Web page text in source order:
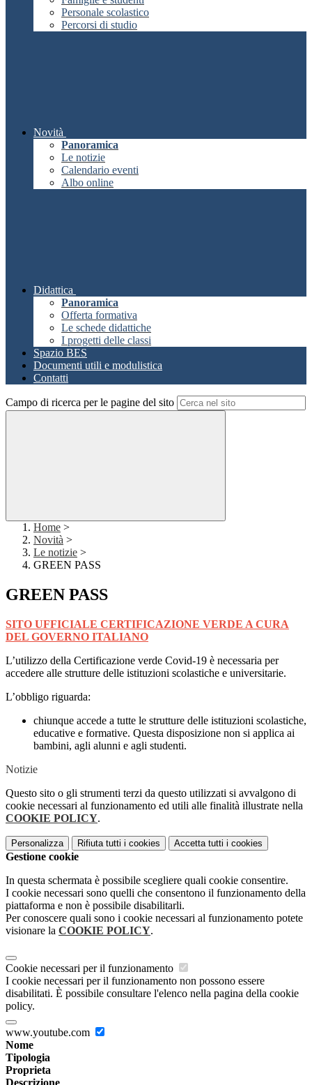
Personale scolastico
Percorsi di studio
Novità
Panoramica
Le notizie
Calendario eventi
Albo online
Didattica
Panoramica
Offerta formativa
Le schede didattiche
I progetti delle classi
Spazio BES
Documenti utili e modulistica
Contatti
Campo di ricerca per le pagine del sito
Home >
Novità >
Le notizie >
GREEN PASS
GREEN PASS
SITO UFFICIALE CERTIFICAZIONE VERDE A CURA
DEL GOVERNO ITALIANO
L’utilizzo della Certificazione verde Covid-19 è necessaria per
accedere alle strutture delle istituzioni scolastiche e universitarie.
L’obbligo riguarda:
chiunque accede a tutte le strutture delle istituzioni scolastiche,
educative e formative. Questa disposizione non si applica ai
bambini, agli alunni e agli studenti.
Notizie
Questo sito o gli strumenti terzi da questo utilizzati si avvalgono di
cookie necessari al funzionamento ed utili alle finalità illustrate nella
COOKIE POLICY.
Personalizza Rifiuta tutti i cookies Accetta tutti i cookies
Gestione cookie
In questa schermata è possibile scegliere quali cookie consentire.
I cookie necessari sono quelli che consentono il funzionamento della
piattaforma e non è possibile disabilitarli.
Per conoscere quali sono i cookie necessari al funzionamento potete
visionare la COOKIE POLICY.
Cookie necessari per il funzionamento
I cookie necessari per il funzionamento non possono essere
disabilitati. È possibile consultare l'elenco nella pagina della cookie
policy.
www.youtube.com
Nome
Tipologia
Proprieta